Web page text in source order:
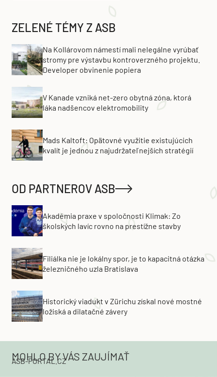
ZELENÉ TÉMY Z ASB
Na Kollárovom námestí mali nelegálne vyrúbať
stromy pre výstavbu kontroverzného projektu.
Developer obvinenie popiera
V Kanade vzniká net-zero obytná zóna, ktorá
láka nadšencov elektromobility
Mads Kaltoft: Opätovné využitie existujúcich
kvalít je jednou z najudržateľnejších stratégií
OD PARTNEROV ASB
Akadémia praxe v spoločnosti Klimak: Zo
školských lavíc rovno na prestížne stavby
Filiálka nie je lokálny spor, je to kapacitná otázka
železničného uzla Bratislava
Historický viadukt v Zürichu získal nové mostné
ložiská a dilatačné závery
MOHLO BY VÁS ZAUJÍMAŤ
ASB-PORTAL.CZ